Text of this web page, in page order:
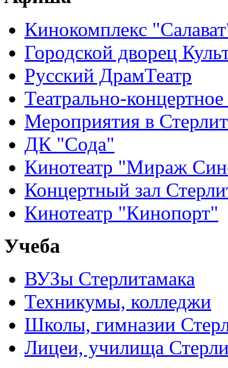
Кинокомплекс
Городской дворец
Русский ДрамТеатр
Театрально-
Мероприятия в
ДК "Сода"
Кинотеатр "Мираж
Концертный зал
Кинотеатр "Кинопорт"
Учеба
ВУЗы Стерлитамака
Техникумы, колледжи
Школы, гимназии
Лицеи, училища